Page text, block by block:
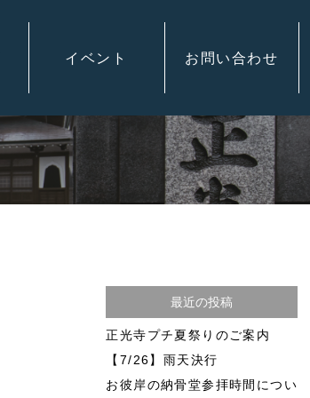
イベント お問い合わせ
最近の投稿
正光寺プチ夏祭りのご案内
【7/26】雨天決行
お彼岸の納骨堂参拝時間につい